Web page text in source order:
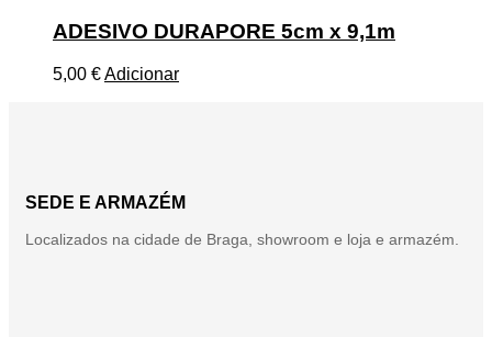
ADESIVO DURAPORE 5cm x 9,1m
5,00 €Adicionar
SEDE E ARMAZÉM
Localizados na cidade de Braga, showroom e loja e armazém.